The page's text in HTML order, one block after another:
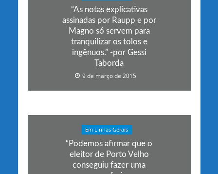
“As notas explicativas
assinadas por Raupp e por
Magno só servem para
tranquilizar os tolos e
ingênuos.” -por Gessi
Taborda
9 de março de 2015
Em Linhas Gerais
“Podemos afirmar que o
eleitor de Porto Velho
conseguiu fazer uma